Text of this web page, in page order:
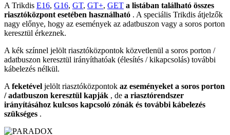
A Trikdis E16, G16, GT, GT+, GET a listában található összes
riasztóközpont esetében használható . A speciális Trikdis átjelzők
nagy előnye, hogy az események az adatbuszon vagy a soros porton
keresztül érkeznek.
A kék színnel jelölt riasztóközpontok közvetlenül a soros porton /
adatbuszon keresztül irányíthatóak (élesítés / kikapcsolás) további
kábelezés nélkül.
A feketével jelölt riasztóközpontok az eseményeket a soros porton
/ adatbuszon keresztül kapják , de a riasztórendszer
irányításához kulcsos kapcsoló zónák és további kábelezés
szükséges .